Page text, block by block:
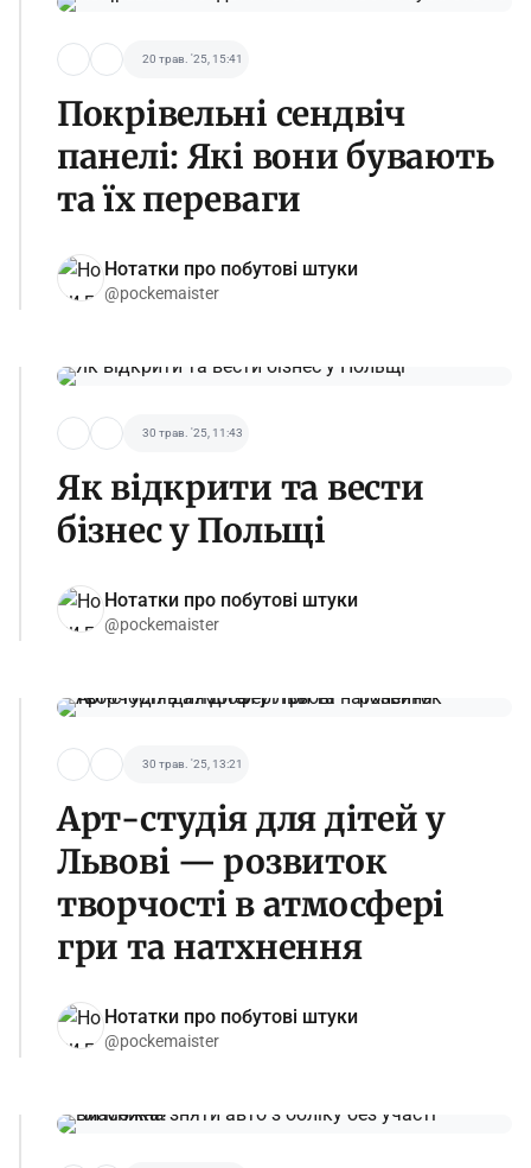
20 трав. '25, 15:41
Покрівельні сендвіч
панелі: Які вони бувають
та їх переваги
Нотатки про побутові штуки
@pockemaister
30 трав. '25, 11:43
Як відкрити та вести
бізнес у Польщі
Нотатки про побутові штуки
@pockemaister
30 трав. '25, 13:21
Арт-студія для дітей у
Львові — розвиток
творчості в атмосфері
гри та натхнення
Нотатки про побутові штуки
@pockemaister